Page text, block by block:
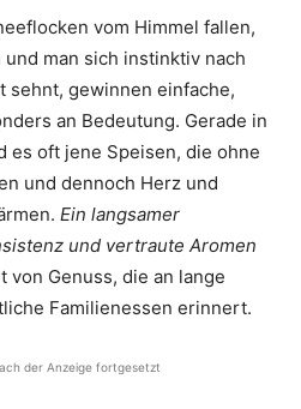
vom Himmel fallen,
man sich instinktiv nach
sehnt, gewinnen einfache,
an Bedeutung. Gerade in
es oft jene Speisen, die ohne
und dennoch Herz und
Ein langsamer
und vertraute Aromen
Genuss, die an lange
Familienessen erinnert.
der Anzeige fortgesetzt